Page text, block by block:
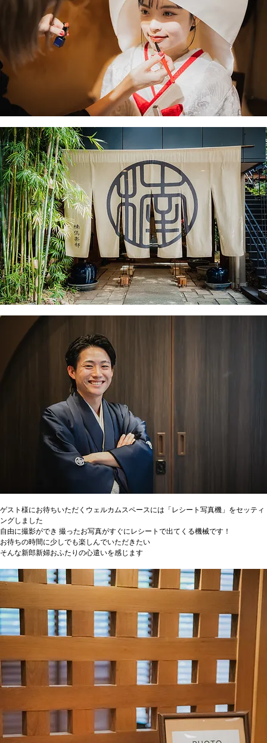
ゲスト様にお待ちいただくウェルカムスペースには「レシート写真機」をセッティ
ングしました
自由に撮影ができ 撮ったお写真がすぐにレシートで出てくる機械です！
お待ちの時間に少しでも楽しんでいただきたい
そんな新郎新婦おふたりの心遣いを感じます